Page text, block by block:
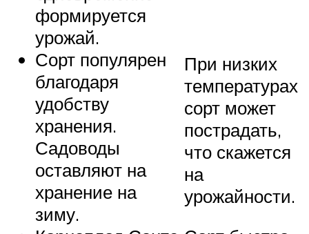
формируется
урожай.
Сорт популярен
благодаря
удобству
хранения.
Садоводы
оставляют на
хранение на
зиму.
При низких
температурах
сорт может
пострадать,
что скажется
на
урожайности.